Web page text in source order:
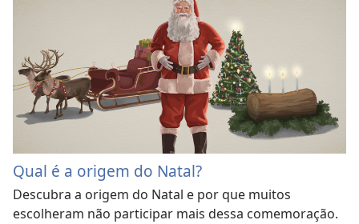
Qual é a origem do Natal?
Descubra a origem do Natal e por que muitos
escolheram não participar mais dessa comemoração.